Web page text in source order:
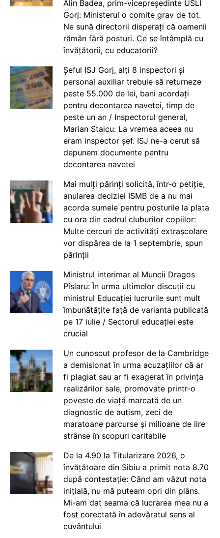
Alin Badea, prim-vicepreședinte USLI
Gorj: Ministerul o comite grav de tot.
Ne sună directorii disperați că oamenii
rămân fără posturi. Ce se întâmplă cu
învățătorii, cu educatorii?
Șeful ISJ Gorj, alți 8 inspectori și
personal auxiliar trebuie să returneze
peste 55.000 de lei, bani acordați
pentru decontarea navetei, timp de
peste un an / Inspectorul general,
Marian Staicu: La vremea aceea nu
eram inspector șef. ISJ ne-a cerut să
depunem documente pentru
decontarea navetei
Mai mulți părinți solicită, într-o petiție,
anularea deciziei ISMB de a nu mai
acorda sumele pentru posturile la plata
cu ora din cadrul cluburilor copiilor:
Multe cercuri de activități extrașcolare
vor dispărea de la 1 septembrie, spun
părinții
Ministrul interimar al Muncii Dragos
Pîslaru: În urma ultimelor discuții cu
ministrul Educației lucrurile sunt mult
îmbunătățite față de varianta publicată
pe 17 iulie / Sectorul educației este
crucial
Un cunoscut profesor de la Cambridge
a demisionat în urma acuzațiilor că ar
fi plagiat sau ar fi exagerat în privința
realizărilor sale, promovate printr-o
poveste de viață marcată de un
diagnostic de autism, zeci de
maratoane parcurse și milioane de lire
strânse în scopuri caritabile
De la 4.90 la Titularizare 2026, o
învățătoare din Sibiu a primit nota 8.70
după contestație: Când am văzut nota
inițială, nu mă puteam opri din plâns.
Mi-am dat seama că lucrarea mea nu a
fost corectată în adevăratul sens al
cuvântului